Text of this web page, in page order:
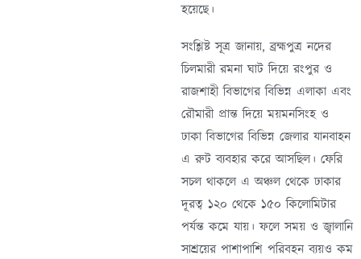
হয়েছে।
সংশ্লিষ্ট সূত্র জানায়, ব্রহ্মপুত্র নদের
চিলমারী রমনা ঘাট দিয়ে রংপুর ও
রাজশাহী বিভাগের বিভিন্ন এলাকা এবং
রৌমারী প্রান্ত দিয়ে ময়মনসিংহ ও
ঢাকা বিভাগের বিভিন্ন জেলার যানবাহন
এ রুট ব্যবহার করে আসছিল। ফেরি
সচল থাকলে এ অঞ্চল থেকে ঢাকার
দূরত্ব ১২০ থেকে ১৫০ কিলোমিটার
পর্যন্ত কমে যায়। ফলে সময় ও জ্বালানি
সাশ্রয়ের পাশাপাশি পরিবহন ব্যয়ও কম